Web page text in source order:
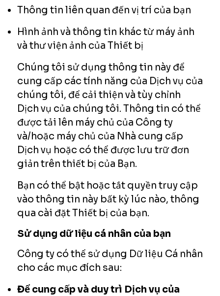
Thông tin liên quan đến vị trí của bạn
Hình ảnh và thông tin khác từ máy ảnh
và thư viện ảnh của Thiết bị
Chúng tôi sử dụng thông tin này để
cung cấp các tính năng của Dịch vụ của
chúng tôi, để cải thiện và tùy chỉnh
Dịch vụ của chúng tôi. Thông tin có thể
được tải lên máy chủ của Công ty
và/hoặc máy chủ của Nhà cung cấp
Dịch vụ hoặc có thể được lưu trữ đơn
giản trên thiết bị của Bạn.
Bạn có thể bật hoặc tắt quyền truy cập
vào thông tin này bất kỳ lúc nào, thông
qua cài đặt Thiết bị của bạn.
Sử dụng dữ liệu cá nhân của bạn
Công ty có thể sử dụng Dữ liệu Cá nhân
cho các mục đích sau:
Để cung cấp và duy trì Dịch vụ của